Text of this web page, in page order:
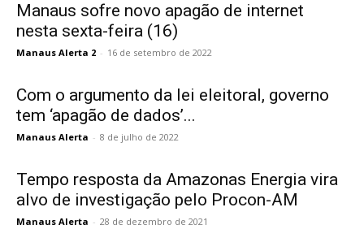
Manaus sofre novo apagão de internet
nesta sexta-feira (16)
Manaus Alerta 2 - 16 de setembro de 2022
Com o argumento da lei eleitoral, governo
tem ‘apagão de dados’...
Manaus Alerta - 8 de julho de 2022
Tempo resposta da Amazonas Energia vira
alvo de investigação pelo Procon-AM
Manaus Alerta - 28 de dezembro de 2021